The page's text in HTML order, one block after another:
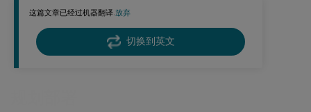
这篇文章已经过机器翻译.放弃
切换到英文